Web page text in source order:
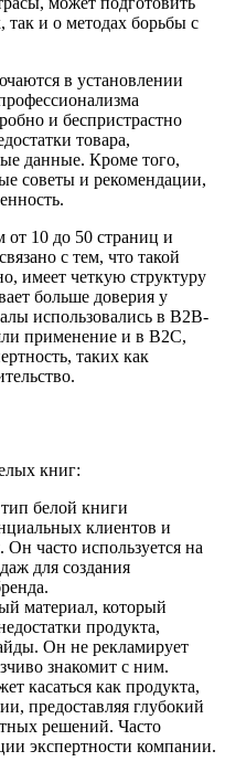
так и о методах борьбы с
в установлении
и беспристрастно
товара,
данные. Кроме того,
советы и рекомендации,
10 до 50 страниц и
с тем, что такой
имеет четкую структуру
больше доверия у
использовались в B2B-
применение и в B2C,
таких как
книг:
белой книги
клиентов и
часто используется на
для создания
материал, который
продукта,
Он не рекламирует
знакомит с ним.
касаться как продукта,
предоставляя глубокий
решений. Часто
экспертности компании.